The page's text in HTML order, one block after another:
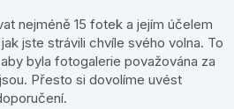
nejméně 15 fotek a jejím účelem
jste strávili chvíle svého volna. To
byla fotogalerie považována za
Přesto si dovolíme uvést